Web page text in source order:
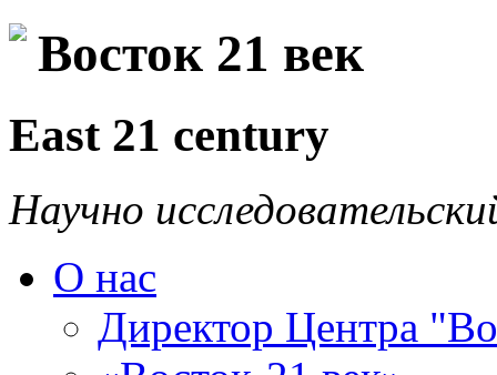
Восток 21 век
East 21 century
Научно
О нас
Директор Центра